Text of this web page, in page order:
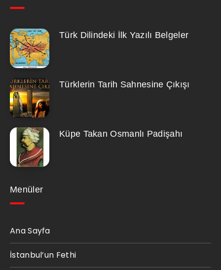
Türk Dilindeki İlk Yazılı Belgeler
Türklerin Tarih Sahnesine Çıkışı
Küpe Takan Osmanlı Padişahı
Menüler
Ana Sayfa
İstanbul’un Fethi